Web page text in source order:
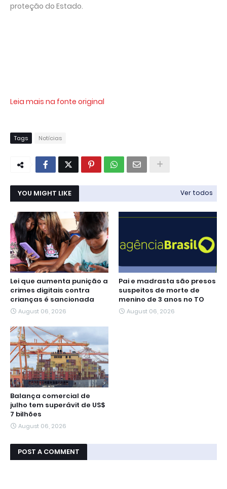
proteção do Estado.
Leia mais na fonte original
Tags Notícias
YOU MIGHT LIKE Ver todos
Lei que aumenta punição a
crimes digitais contra
crianças é sancionada
August 06, 2026
Pai e madrasta são presos
suspeitos de morte de
menino de 3 anos no TO
August 06, 2026
Balança comercial de
julho tem superávit de US$
7 bilhões
August 06, 2026
POST A COMMENT